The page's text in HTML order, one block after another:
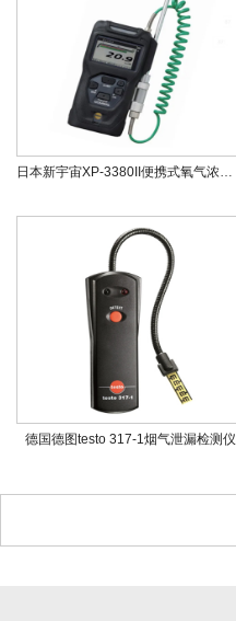
日本新宇宙XP-3380II便携式氧气浓度计
德国德图testo 317-1烟气泄漏检测仪